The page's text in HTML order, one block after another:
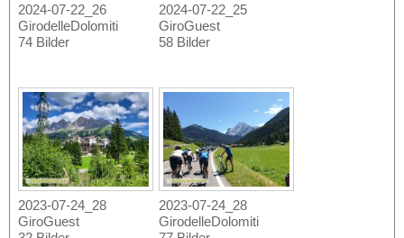
2024-07-22_26
GirodelleDolomiti
74 Bilder
2024-07-22_25
GiroGuest
58 Bilder
2023-07-24_28
GiroGuest
2023-07-24_28
GirodelleDolomiti